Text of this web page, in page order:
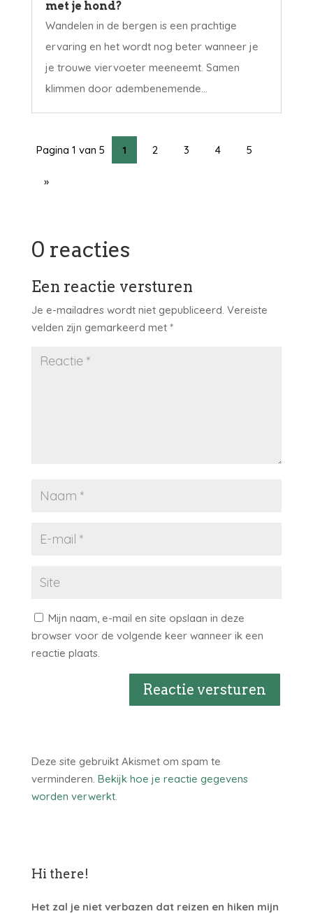
met je hond?
Wandelen in de bergen is een prachtige
ervaring en het wordt nog beter wanneer je
je trouwe viervoeter meeneemt. Samen
klimmen door adembenemende...
Pagina 1 van 5 1 2 3 4 5
»
0 reacties
Een reactie versturen
Je e-mailadres wordt niet gepubliceerd. Vereiste
velden zijn gemarkeerd met *
Mijn naam, e-mail en site opslaan in deze
browser voor de volgende keer wanneer ik een
reactie plaats.
Reactie versturen
Deze site gebruikt Akismet om spam te
verminderen. Bekijk hoe je reactie gegevens
worden verwerkt.
Hi there!
Het zal je niet verbazen dat reizen en hiken mijn